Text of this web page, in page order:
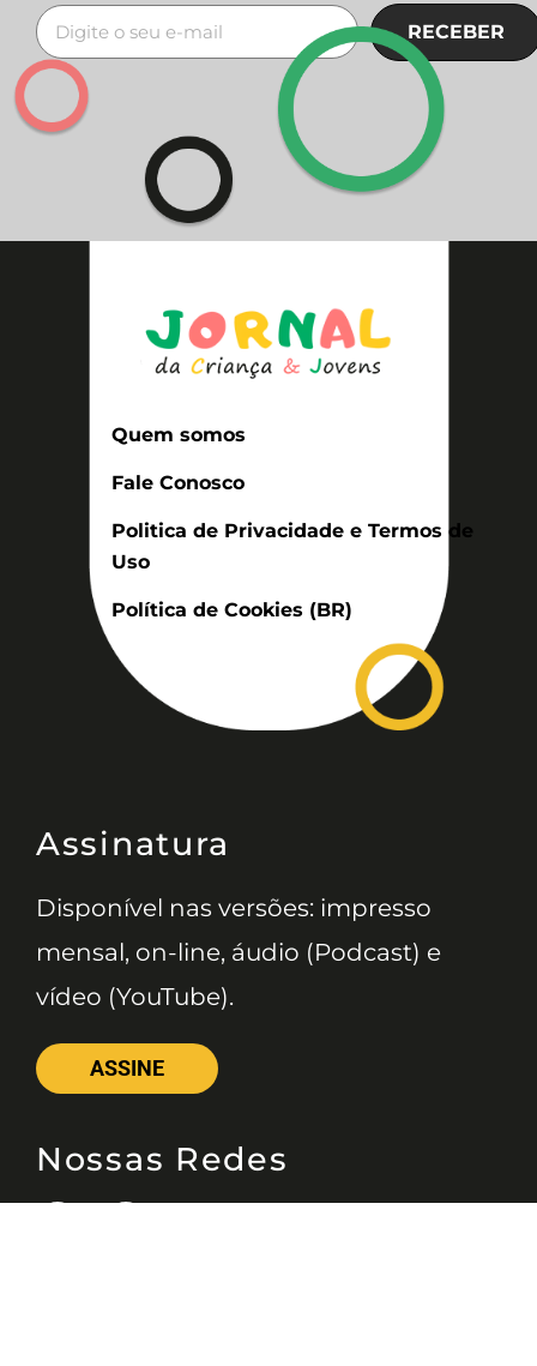
RECEBER
Quem somos
Fale Conosco
Politica de Privacidade e Termos de
Uso
Política de Cookies (BR)
Assinatura
Disponível nas versões: impresso
mensal, on-line, áudio (Podcast) e
vídeo (YouTube).
ASSINE
Nossas Redes